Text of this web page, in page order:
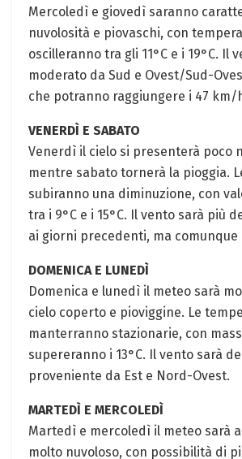
Mercoledì e giovedì saranno
nuvolosità e piovaschi, con
oscilleranno tra gli 11°C e i 19°C. Il
moderato da Sud e Ovest/Sud-
che potranno raggiungere i 47 km/
VENERDÌ E SABATO
Venerdì il cielo si presenterà poco
mentre sabato tornerà la pioggia.
subiranno una diminuzione, con
tra i 9°C e i 15°C. Il vento sarà più
ai giorni precedenti, ma comunque
DOMENICA E LUNEDÌ
Domenica e lunedì il meteo sarà
cielo coperto e pioviggine. Le
manterranno stazionarie, con
supereranno i 13°C. Il vento sarà
proveniente da Est e Nord-Ovest.
MARTEDÌ E MERCOLEDÌ
Martedì e mercoledì il meteo sarà
molto nuvoloso, con possibilità di